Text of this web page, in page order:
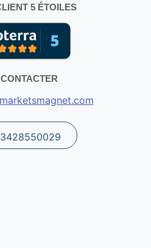
5 ÉTOILES